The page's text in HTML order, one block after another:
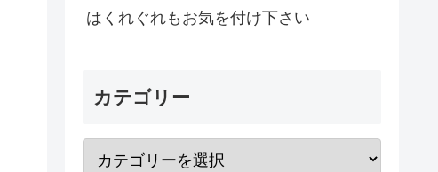
はくれぐれもお気を付け下さい
カテゴリー